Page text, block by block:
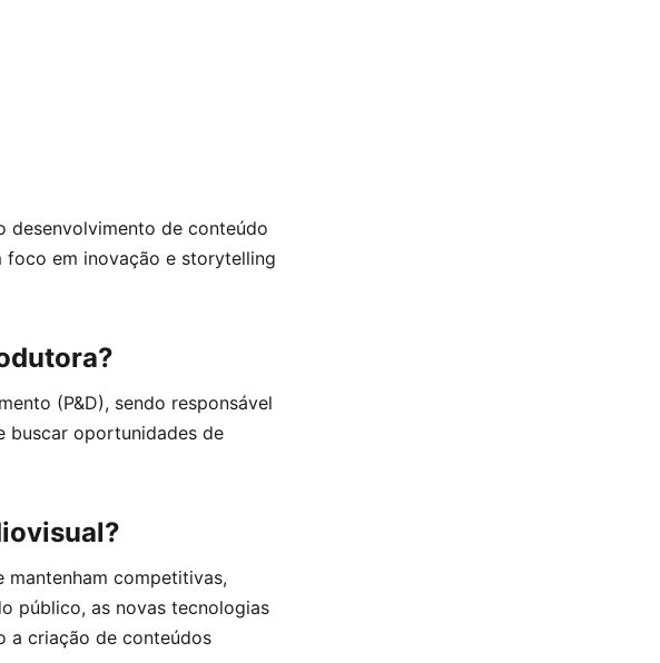
desenvolvimento de conteúdo
foco em inovação e storytelling
(P&D), sendo responsável
buscar oportunidades de
mantenham competitivas,
público, as novas tecnologias
a criação de conteúdos